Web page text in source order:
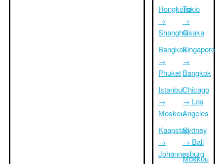
Hongkong
→
Shanghai
Bangkok
→
Phuket
Istanbul
→
Moskou
Kaapstad
→
Johannesburg
Tokio
→
Osaka
Singapore
→
Bangkok
Chicago
→ Los
Angeles
Sydney
→ Bali
Moskou